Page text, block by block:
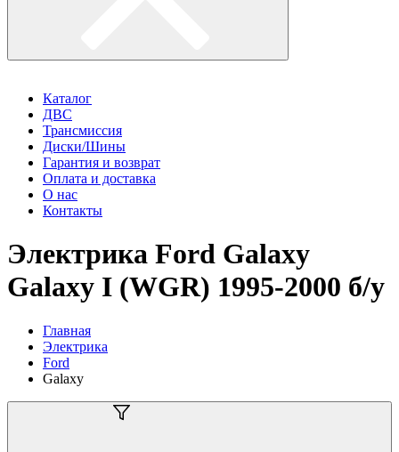
Каталог
ДВС
Трансмиссия
Диски/Шины
Гарантия и возврат
Оплата и доставка
О нас
Контакты
Электрика Ford Galaxy
Galaxy I (WGR) 1995-2000 б/у
Главная
Электрика
Ford
Galaxy